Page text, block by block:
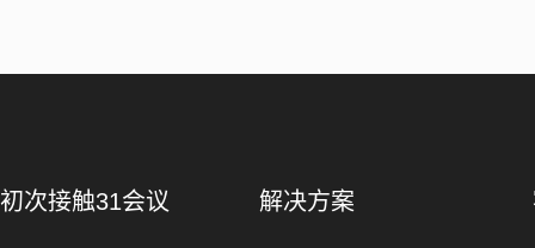
初次接触31会议 解决方案